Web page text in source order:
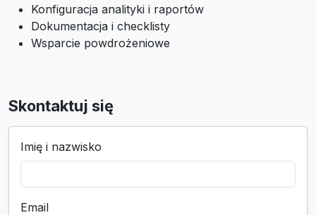
Konfiguracja analityki i raportów
Dokumentacja i checklisty
Wsparcie powdrożeniowe
Skontaktuj się
Imię i nazwisko
Email